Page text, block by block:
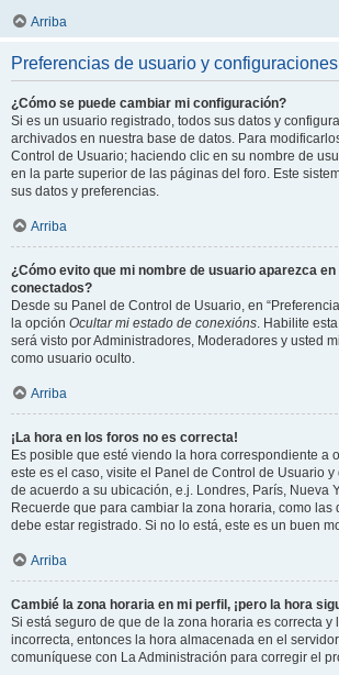
Arriba
Preferencias de usuario y configuraciones
¿Cómo se puede cambiar mi configuración?
Si es un usuario registrado, todos sus datos y
archivados en nuestra base de datos. Para
Control de Usuario; haciendo clic en su nombre de
en la parte superior de las páginas del foro. Este
sus datos y preferencias.
Arriba
¿Cómo evito que mi nombre de usuario aparezca
conectados?
Desde su Panel de Control de Usuario, en
la opción Ocultar mi estado de conexións. Habilite
será visto por Administradores, Moderadores y usted
como usuario oculto.
Arriba
¡La hora en los foros no es correcta!
Es posible que esté viendo la hora correspondiente a
este es el caso, visite el Panel de Control de Usuario
de acuerdo a su ubicación, e.j. Londres, París, Nueva
Recuerde que para cambiar la zona horaria, como las
debe estar registrado. Si no lo está, este es un buen
Arriba
Cambié la zona horaria en mi perfil, ¡pero la hora
Si está seguro de que de la zona horaria es correcta y
incorrecta, entonces la hora almacenada en el
comuníquese con La Administración para corregir el